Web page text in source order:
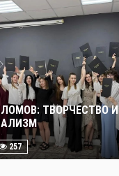
ТВОРЧЕСТВО И
257